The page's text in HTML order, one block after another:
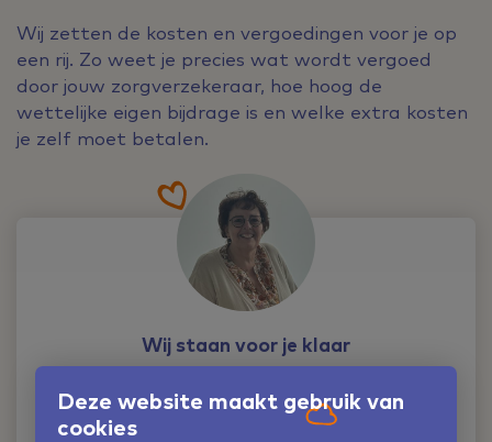
Deze website maakt gebruik van
cookies
Wij zetten de kosten en vergoedingen voor je op
een rij. Zo weet je precies wat wordt vergoed
door jouw zorgverzekeraar, hoe hoog de
wettelijke eigen bijdrage is en welke extra kosten
je zelf moet betalen.
Wij staan voor je klaar
persoonlijk spreken?